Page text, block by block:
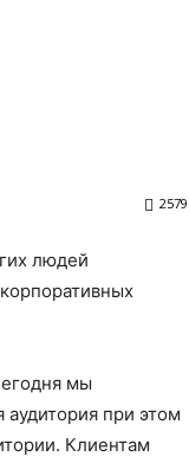
2579
людей
мы
при этом
Клиентам